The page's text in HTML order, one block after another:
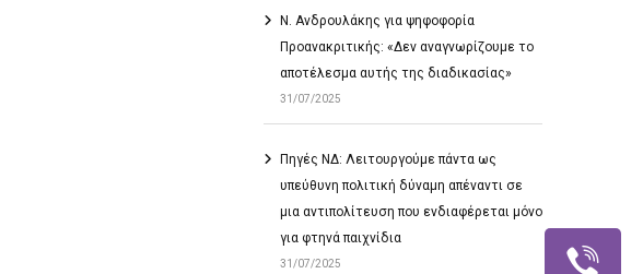
Ν. Ανδρουλάκης για ψηφοφορία
Προανακριτικής: «Δεν αναγνωρίζουμε το
αποτέλεσμα αυτής της διαδικασίας»
31/07/2025
Πηγές ΝΔ: Λειτουργούμε πάντα ως
υπεύθυνη πολιτική δύναμη απέναντι σε
μια αντιπολίτευση που ενδιαφέρεται μόνο
για φτηνά παιχνίδια
31/07/2025